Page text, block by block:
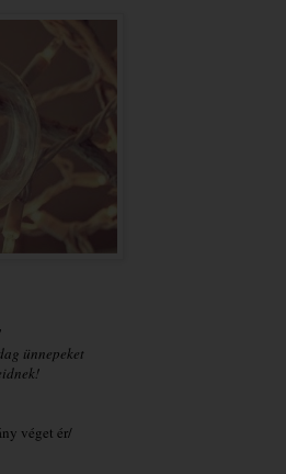
ünnepeket
véget ér/